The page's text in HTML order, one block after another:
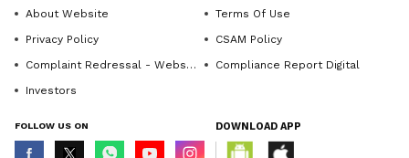
About Website
Terms Of Use
Privacy Policy
CSAM Policy
Complaint Redressal - Website
Compliance Report Digital
Investors
FOLLOW US ON DOWNLOAD APP